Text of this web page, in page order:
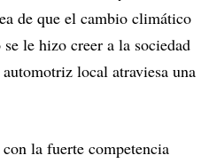
de que el cambio climático
le hizo creer a la sociedad
local atraviesa una
la fuerte competencia